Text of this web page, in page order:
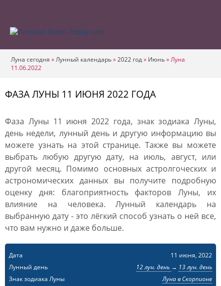
Луна сегодня »Лунный календарь»2022 год» Июнь»Луна
11.06.2022
ФАЗА ЛУНЫ 11 ИЮНЯ 2022 ГОДА
Фаза Луны 11 июня 2022 года, знак зодиака Луны,
день недели, лунный день и другую информацию вы
можете узнать на этой странице. Также вы можете
выбрать любую другую дату, на июль, август, или
другой месяц. Помимо основных астролгоческих и
астрономических данных вы получите подробную
оценку дня: благоприятность факторов Луны, их
влияние на человека. Лунный календарь на
выбранную дату - это лёгкий способ узнать о ней все,
что вам нужно и даже больше.
Дата
11 июня, 2022
Лунный день
12 лун. день → 13 лун. день
Знак зодиака Луны
Луна в Скорпионе